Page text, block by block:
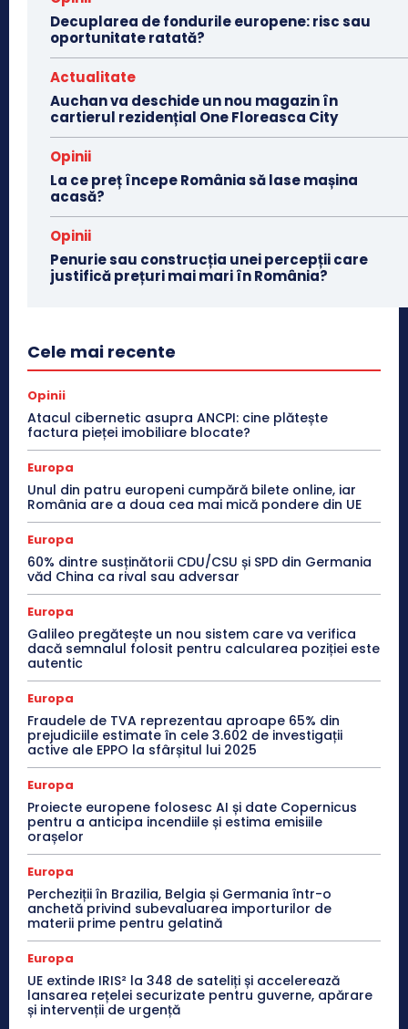
Decuplarea de fondurile europene: risc sau
oportunitate ratată?
Actualitate
Auchan va deschide un nou magazin în
cartierul rezidențial One Floreasca City
Opinii
La ce preț începe România să lase mașina
acasă?
Opinii
Penurie sau construcția unei percepții care
justifică prețuri mai mari în România?
Cele mai recente
Opinii
Atacul cibernetic asupra ANCPI: cine plătește
factura pieței imobiliare blocate?
Europa
Unul din patru europeni cumpără bilete online, iar
România are a doua cea mai mică pondere din UE
Europa
60% dintre susținătorii CDU/CSU și SPD din Germania
văd China ca rival sau adversar
Europa
Galileo pregătește un nou sistem care va verifica
dacă semnalul folosit pentru calcularea poziției este
autentic
Europa
Fraudele de TVA reprezentau aproape 65% din
prejudiciile estimate în cele 3.602 de investigații
active ale EPPO la sfârșitul lui 2025
Europa
Proiecte europene folosesc AI și date Copernicus
pentru a anticipa incendiile și estima emisiile
orașelor
Europa
Percheziții în Brazilia, Belgia și Germania într-o
anchetă privind subevaluarea importurilor de
materii prime pentru gelatină
Europa
UE extinde IRIS² la 348 de sateliți și accelerează
lansarea rețelei securizate pentru guverne, apărare
și intervenții de urgență